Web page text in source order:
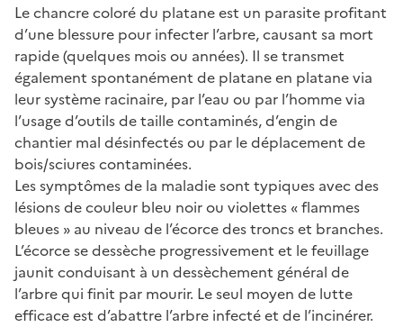
Le chancre coloré du platane est un parasite profitant
d’une blessure pour infecter l’arbre, causant sa mort
rapide (quelques mois ou années). Il se transmet
également spontanément de platane en platane via
leur système racinaire, par l’eau ou par l’homme via
l’usage d’outils de taille contaminés, d’engin de
chantier mal désinfectés ou par le déplacement de
bois/sciures contaminées.
Les symptômes de la maladie sont typiques avec des
lésions de couleur bleu noir ou violettes « flammes
bleues » au niveau de l’écorce des troncs et branches.
L’écorce se dessèche progressivement et le feuillage
jaunit conduisant à un dessèchement général de
l’arbre qui finit par mourir. Le seul moyen de lutte
efficace est d’abattre l’arbre infecté et de l’incinérer.